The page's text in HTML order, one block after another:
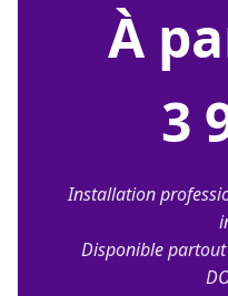
À
3
Installation
Disponible partout